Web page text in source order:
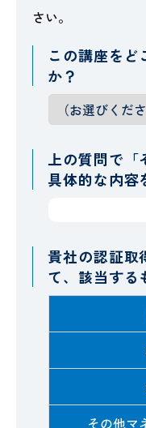
さい。
この講座をど
か？
上の質問で「
具体的な内容
貴社の認証取
て、該当する
その他マ